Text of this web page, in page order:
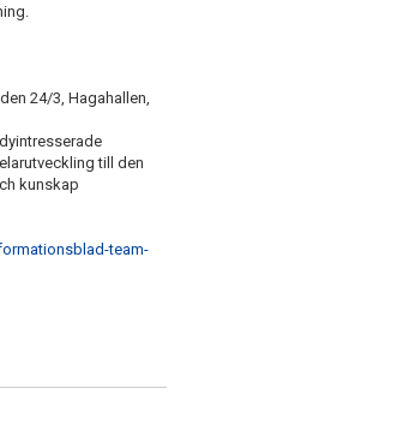
24/3, Hagahallen,
till den
kunskap
team-